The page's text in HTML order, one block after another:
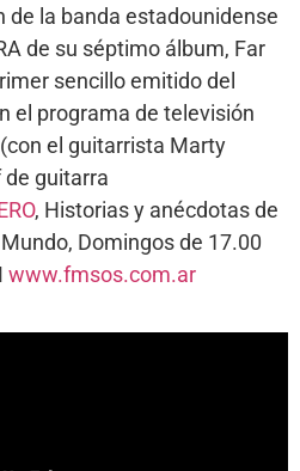
de la banda estadounidense
de su séptimo álbum, Far
sencillo emitido del
el programa de televisión
el guitarrista Marty
de guitarra
, Historias y anécdotas de
Domingos de 17.00
www.fmsos.com.ar